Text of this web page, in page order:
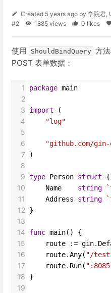
Created 5 years ago by 学院君,
#2
1885 views 0 likes
使用 ShouldBindQuery 方
POST 表单数据：
1 package main
2
3
import (
4 "log"
5
6
"github.com/
7 )
8
9 type Person struct {
10 Name string
11 Address string
12 }
13
14
func main() {
15 route := gin.
16 route.Any( "/
17 route. Run(
18 }
19